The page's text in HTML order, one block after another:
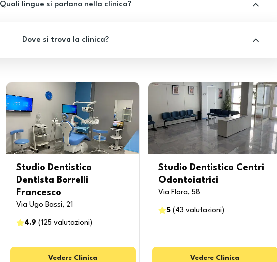
Quali lingue si parlano nella clinica?
Dove si trova la clinica?
Studio Dentistico
Dentista Borrelli
Francesco
Via Ugo Bassi, 21
4.9 (125 valutazioni )
Vedere Clinica
Studio Dentistico Centri
Odontoiatrici
Via Flora, 58
5( 43 valutazioni )
Vedere Clinica